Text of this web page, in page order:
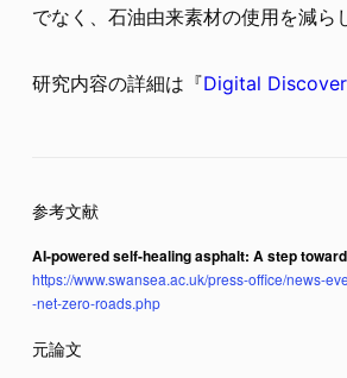
でなく、石油由来素材の使用を減
研究内容の詳細は『Digital
AI-powered self-healing asphalt: A step
https://www.swansea.ac.uk/press-office/news-
-net-zero-roads.php